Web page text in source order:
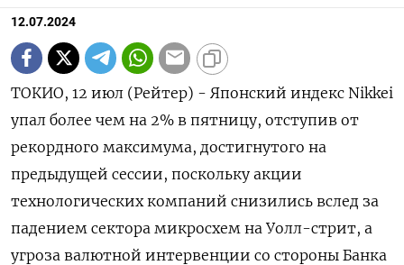
12.07.2024
ТОКИО, 12 июл (Рейтер) - Японский индекс Nikkei
упал более чем на 2% в пятницу, отступив от
рекордного максимума, достигнутого на
предыдущей сессии, поскольку акции
технологических компаний снизились вслед за
падением сектора микросхем на Уолл-стрит, а
угроза валютной интервенции со стороны Банка